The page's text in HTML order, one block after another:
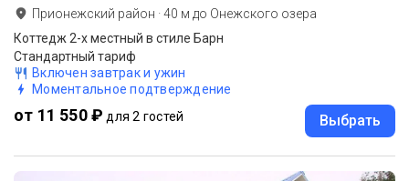
Прионежский район ·40 м до Онежского озера
Коттедж 2-х местный в стиле Барн
Стандартный тариф
Включен завтрак и ужин
Моментальное подтверждение
от 11 550 ₽ для 2 гостей Выбрать